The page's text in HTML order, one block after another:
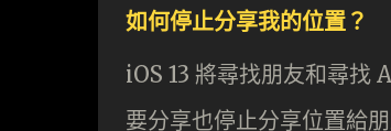
如何停止分享我的位置？
iOS 13 將尋找朋友和尋找
要分享也停止分享位置給